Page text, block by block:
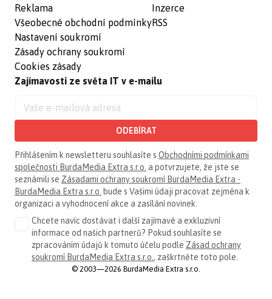
Reklama
Všeobecné obchodní podmínky
Nastavení soukromí
Zásady ochrany soukromí
Cookies zásady
Inzerce
RSS
Zajímavosti ze světa IT v e-mailu
ODEBÍRAT
Přihlášením k newsletteru souhlasíte s Obchodními podmínkami
společnosti BurdaMedia Extra s.r.o. a potvrzujete, že jste se
seznámili se Zásadami ochrany soukromí BurdaMedia Extra -
BurdaMedia Extra s.r.o. bude s Vašimi údaji pracovat zejména k
organizaci a vyhodnocení akce a zasílání novinek.
Chcete navíc dostávat i další zajímavé a exkluzivní
informace od našich partnerů? Pokud souhlasíte se
zpracováním údajů k tomuto účelu podle Zásad ochrany
soukromí BurdaMedia Extra s.r.o., zaškrtněte toto pole.
© 2003—2026 BurdaMedia Extra s.r.o.